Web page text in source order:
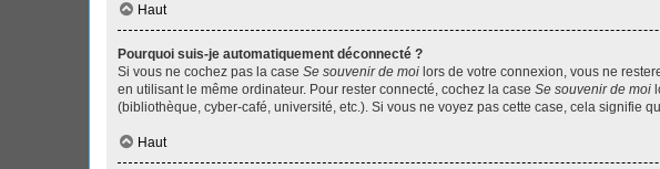
Haut
Pourquoi suis-je automatiquement déconnecté ?
Si vous ne cochez pas la case Se souvenir de moi lors de votre connexion, vous ne
en utilisant le même ordinateur. Pour rester connecté, cochez la case Se souvenir de moi
(bibliothèque, cyber-café, université, etc.). Si vous ne voyez pas cette case, cela signifie
Haut